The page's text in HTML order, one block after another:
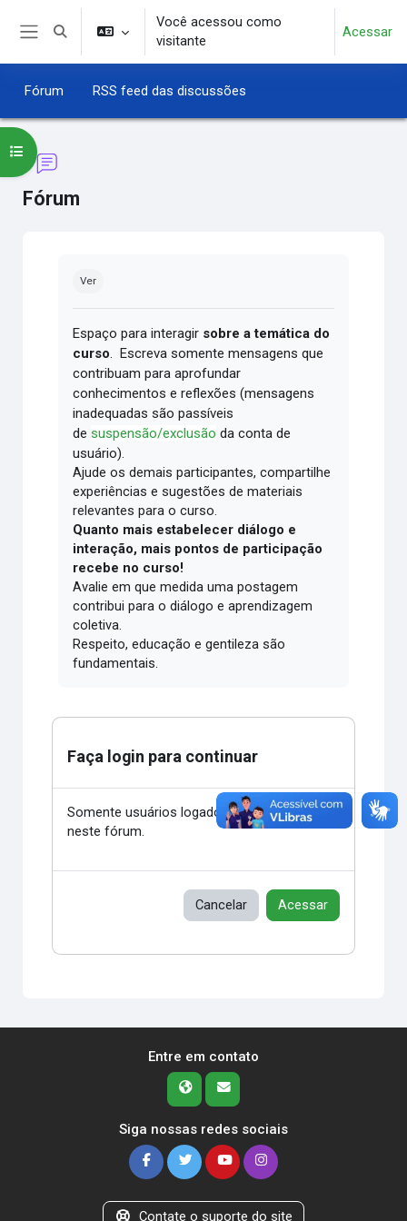
Ir para o conteúdo principal
Alternar entrada de pesquisa
Você acessou como
visitante
Acessar
Fórum RSS feed das discussões
Fórum
Abrir índice do curso
Ver
Espaço para interagir sobre a temática do
curso. Escreva somente mensagens que
contribuam para aprofundar
conhecimentos e reflexões (mensagens
inadequadas são passíveis
desuspensão/exclusão da conta de
usuário).
Ajude os demais participantes, compartilhe
experiências e sugestões de materiais
relevantes para o curso.
Quanto mais estabelecer diálogo e
interação, mais pontos de participação
recebe no curso!
Avalie em que medida uma postagem
contribui para o diálogo e aprendizagem
coletiva.
Respeito, educação e gentileza são
fundamentais.
Faça login para continuar
Somente usuários logados podem postar
neste fórum.
Cancelar Acessar
Entre em contato
Siga nossas redes sociais
Contate o suporte do site